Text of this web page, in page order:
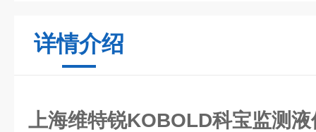
详情介绍
上海维特锐KOBOLD科宝监测